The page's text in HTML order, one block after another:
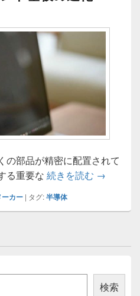
の部品が精密に配置されて
る重要な 続きを読む 未来を支
→
ーカー | タグ:半導体
検索